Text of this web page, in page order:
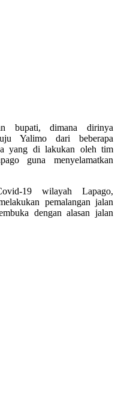
bupati, dimana dirinya
Yalimo dari beberapa
yang di lakukan oleh tim
guna menyelamatkan
19 wilayah Lapago,
pemalangan jalan
dengan alasan jalan